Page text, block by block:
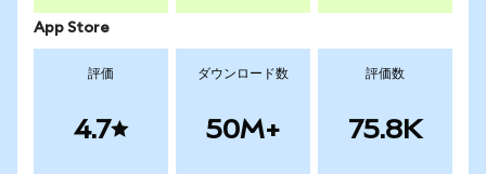
App Store
評価
4.7
ダウンロード数
50M+
評価数
75.8K